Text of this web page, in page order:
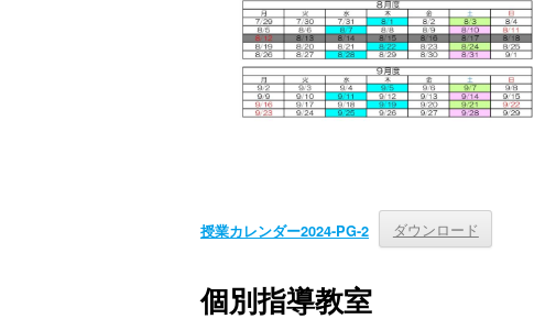
授業カレンダー2024-PG-2 ダウンロード
個別指導教室